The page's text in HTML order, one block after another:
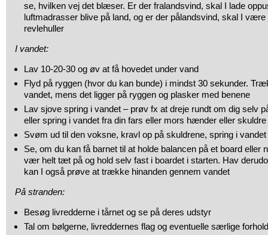
se, hvilken vej det blæser. Er der fralandsvind, skal I lade
luftmadrasser blive på land, og er der pålandsvind, skal I
revlehuller
I vandet:
Lav 10-20-30 og øv at få hovedet under vand
Flyd på ryggen (hvor du kan bunde) i mindst 30 sekunder.
vandet, mens det ligger på ryggen og plasker med benene
Lav sjove spring i vandet – prøv fx at dreje rundt om dig selv
eller spring i vandet fra din fars eller mors hænder eller skuldre
Svøm ud til den voksne, kravl op på skuldrene, spring i
Se, om du kan få barnet til at holde balancen på et board eller
vær helt tæt på og hold selv fast i boardet i starten. Hav
kan I også prøve at trække hinanden gennem vandet
På stranden:
Besøg livredderne i tårnet og se på deres udstyr
Tal om bølgerne, livreddernes flag og eventuelle særlige